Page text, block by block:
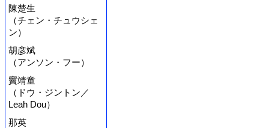
陳楚生
（チェン・チュウシェ
ン）
胡彦斌
（アンソン・フー）
竇靖童
（ドウ・ジントン／
Leah Dou）
那英